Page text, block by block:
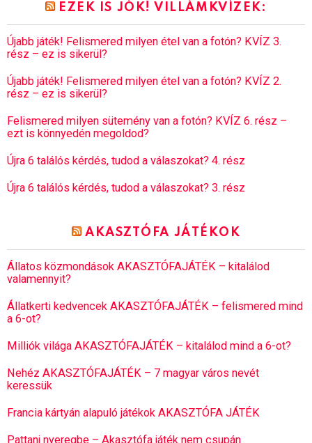
EZEK IS JÓK! VILLÁMKVÍZEK:
Újabb játék! Felismered milyen étel van a fotón? KVÍZ 3.
rész – ez is sikerül?
Újabb játék! Felismered milyen étel van a fotón? KVÍZ 2.
rész – ez is sikerül?
Felismered milyen sütemény van a fotón? KVÍZ 6. rész –
ezt is könnyedén megoldod?
Újra 6 találós kérdés, tudod a válaszokat? 4. rész
Újra 6 találós kérdés, tudod a válaszokat? 3. rész
AKASZTÓFA JÁTÉKOK
Állatos közmondások AKASZTÓFAJÁTÉK – kitalálod
valamennyit?
Állatkerti kedvencek AKASZTÓFAJÁTÉK – felismered mind
a 6-ot?
Milliók világa AKASZTÓFAJÁTÉK – kitalálod mind a 6-ot?
Nehéz AKASZTÓFAJÁTÉK – 7 magyar város nevét
keressük
Francia kártyán alapuló játékok AKASZTÓFA JÁTÉK
Pattanj nyeregbe – Akasztófa játék nem csupán